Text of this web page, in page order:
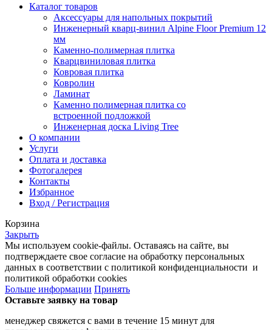
Каталог товаров
Аксессуары для напольных покрытий
Инженерный кварц-винил Alpine Floor Premium 12
мм
Каменно-полимерная плитка
Кварцвиниловая плитка
Ковровая плитка
Ковролин
Ламинат
Каменно полимерная плитка со
встроенной подложкой
Инженерная доска Living Tree
О компании
Услуги
Оплата и доставка
Фотогалерея
Контакты
Избранное
Вход / Регистрация
Корзина
Закрыть
Мы используем cookie-файлы. Оставаясь на сайте, вы
подтверждаете свое согласие на обработку персональных
данных в соответствии с политикой конфиденциальности и
политикой обработки cookies
Больше информации Принять
Оставьте заявку на товар
менеджер свяжется с вами в течение 15 минут для